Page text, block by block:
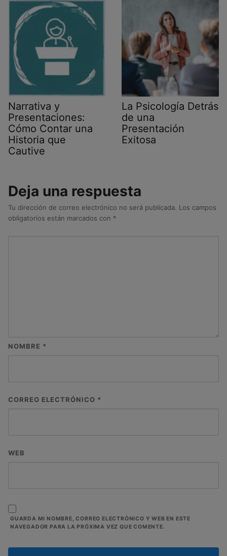
Narrativa y
Presentaciones:
Cómo Contar una
Historia que
Cautive
La Psicología Detrás
de una
Presentación
Exitosa
Deja una respuesta
Tu dirección de correo electrónico no será publicada. Los campos
obligatorios están marcados con *
NOMBRE *
CORREO ELECTRÓNICO *
WEB
GUARDA MI NOMBRE, CORREO ELECTRÓNICO Y WEB EN ESTE
NAVEGADOR PARA LA PRÓXIMA VEZ QUE COMENTE.